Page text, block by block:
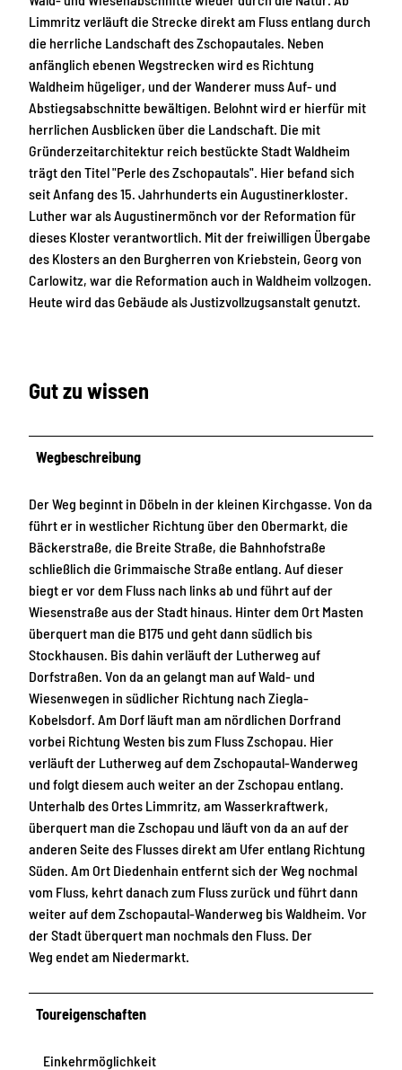
Limmritz verläuft die Strecke direkt am Fluss entlang durch
die herrliche Landschaft des Zschopautales. Neben
anfänglich ebenen Wegstrecken wird es Richtung
Waldheim hügeliger, und der Wanderer muss Auf- und
Abstiegsabschnitte bewältigen. Belohnt wird er hierfür mit
herrlichen Ausblicken über die Landschaft. Die mit
Gründerzeitarchitektur reich bestückte Stadt Waldheim
trägt den Titel "Perle des Zschopautals". Hier befand sich
seit Anfang des 15. Jahrhunderts ein Augustinerkloster.
Luther war als Augustinermönch vor der Reformation für
dieses Kloster verantwortlich. Mit der freiwilligen Übergabe
des Klosters an den Burgherren von Kriebstein, Georg von
Carlowitz, war die Reformation auch in Waldheim vollzogen.
Heute wird das Gebäude als Justizvollzugsanstalt genutzt.
Gut zu wissen
Wegbeschreibung
Der Weg beginnt in Döbeln in der kleinen Kirchgasse. Von da
führt er in westlicher Richtung über den Obermarkt, die
Bäckerstraße, die Breite Straße, die Bahnhofstraße
schließlich die Grimmaische Straße entlang. Auf dieser
biegt er vor dem Fluss nach links ab und führt auf der
Wiesenstraße aus der Stadt hinaus. Hinter dem Ort Masten
überquert man die B175 und geht dann südlich bis
Stockhausen. Bis dahin verläuft der Lutherweg auf
Dorfstraßen. Von da an gelangt man auf Wald- und
Wiesenwegen in südlicher Richtung nach Ziegla-
Kobelsdorf. Am Dorf läuft man am nördlichen Dorfrand
vorbei Richtung Westen bis zum Fluss Zschopau. Hier
verläuft der Lutherweg auf dem Zschopautal-Wanderweg
und folgt diesem auch weiter an der Zschopau entlang.
Unterhalb des Ortes Limmritz, am Wasserkraftwerk,
überquert man die Zschopau und läuft von da an auf der
anderen Seite des Flusses direkt am Ufer entlang Richtung
Süden. Am Ort Diedenhain entfernt sich der Weg nochmal
vom Fluss, kehrt danach zum Fluss zurück und führt dann
weiter auf dem Zschopautal-Wanderweg bis Waldheim. Vor
der Stadt überquert man nochmals den Fluss. Der
Weg endet am Niedermarkt.
Toureigenschaften
Einkehrmöglichkeit